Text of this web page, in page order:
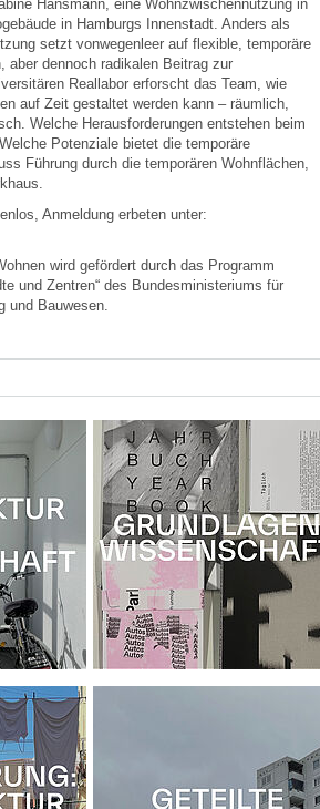
Hansmann, eine Wohnzwischennutzung in
in Hamburgs Innenstadt. Anders als
setzt vonwegenleer auf flexible, temporäre
aber dennoch radikalen Beitrag zur
Reallabor erforscht das Team, wie
auf Zeit gestaltet werden kann – räumlich,
Welche Herausforderungen entstehen beim
Potenziale bietet die temporäre
Führung durch die temporären Wohnflächen,
Anmeldung erbeten unter:
wird gefördert durch das Programm
und Zentren“ des Bundesministeriums für
und Bauwesen.